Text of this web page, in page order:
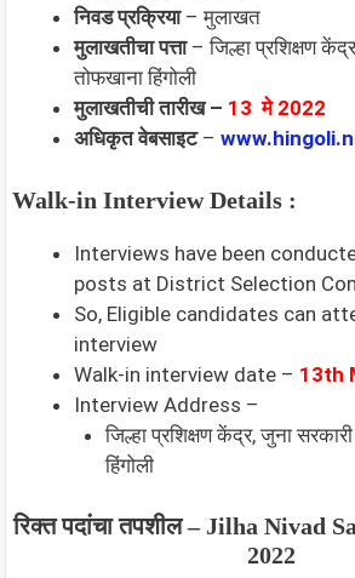
निवड प्रक्रिया– मुलाखत
मुलाखतीचा पत्ता– जिल्हा प्रशिक्षण
तोफखाना हिंगोली
मुलाखतीची तारीख– 13 मे 2022
अधिकृत वेबसाइट–
Walk-in Interview Details :
Interviews have been
posts at District Selection
So, Eligible candidates can
interview
Walk-in interview date – 13th
Interview Address –
जिल्हा प्रशिक्षण केंद्र, जुना
हिंगोली
रिक्त पदांचा तपशील – Jilha Nivad
2022